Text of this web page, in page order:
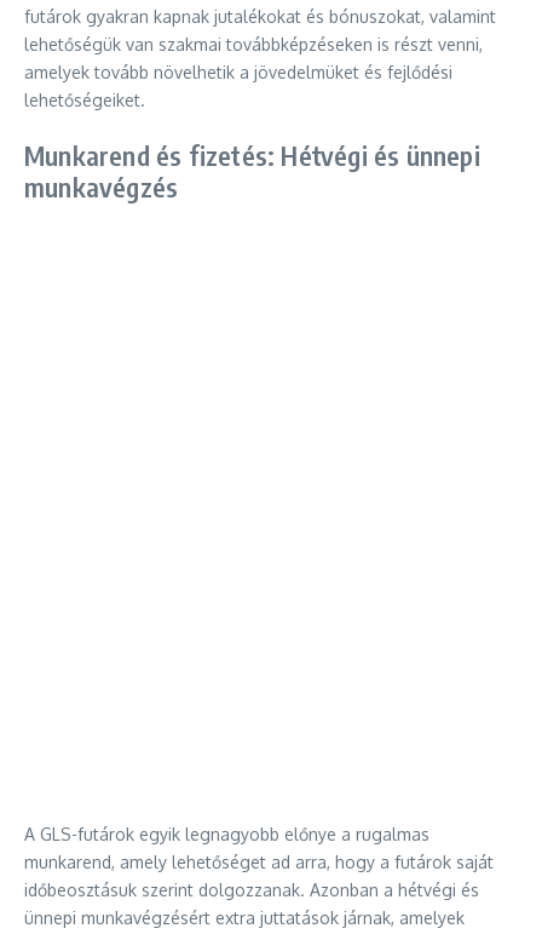
futárok gyakran kapnak jutalékokat és bónuszokat, valamint
lehetőségük van szakmai továbbképzéseken is részt venni,
amelyek tovább növelhetik a jövedelmüket és fejlődési
lehetőségeiket.
Munkarend és fizetés: Hétvégi és ünnepi
munkavégzés
A GLS-futárok egyik legnagyobb előnye a rugalmas
munkarend, amely lehetőséget ad arra, hogy a futárok saját
időbeosztásuk szerint dolgozzanak. Azonban a hétvégi és
ünnepi munkavégzésért extra juttatások járnak, amelyek